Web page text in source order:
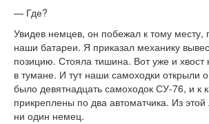
— Где?
Увидев немцев, он побежал к тому месту,
наши батареи. Я приказал механику
позицию. Стояла тишина. Вот уже и хвост
в тумане. И тут наши самоходки открыли
было девятнадцать самоходок СУ-76, и к
прикреплены по два автоматчика. Из
ни один немец.